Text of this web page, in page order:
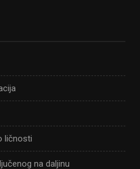
ličnosti
na daljinu